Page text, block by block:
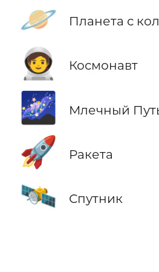
🪐 Планета с
🧑‍🚀 Космонавт
🌌 Млечный
🚀 Ракета
🛰️ Спутник